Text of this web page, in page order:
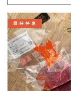
限 時 特 惠